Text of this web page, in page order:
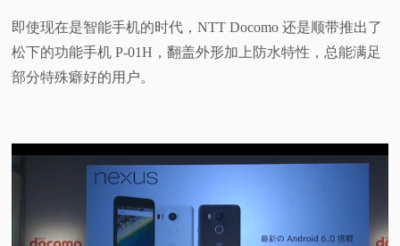
即使现在是智能手机的时代，NTT Docomo 还是顺带推出了
松下的功能手机 P-01H，翻盖外形加上防水特性，总能满足
部分特殊癖好的用户。